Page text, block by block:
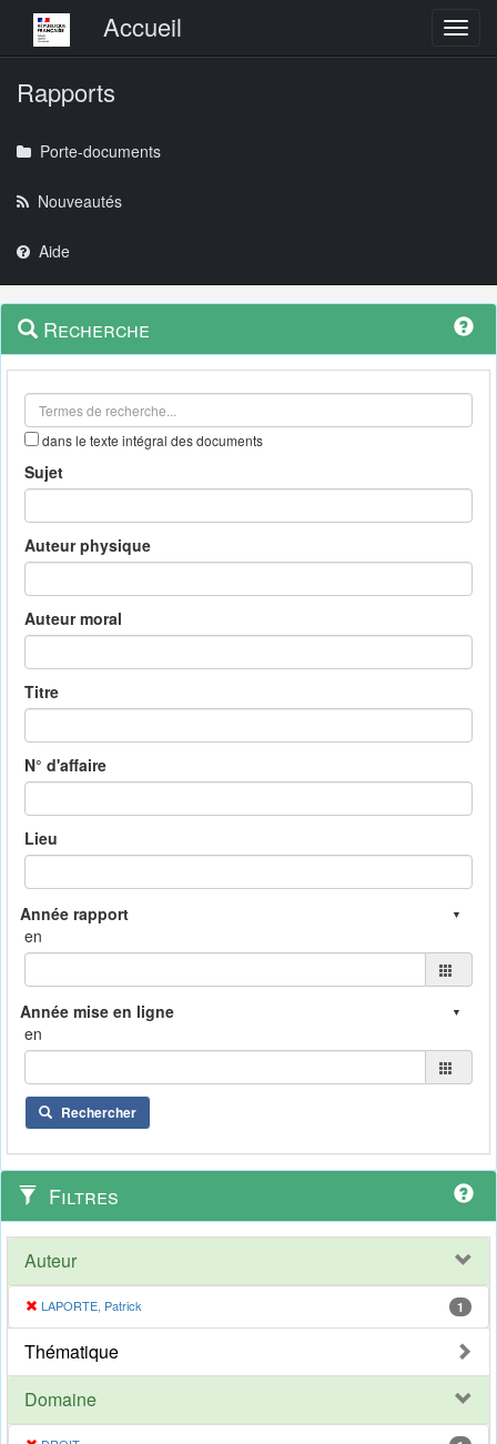
Menu principalAccueil
Rapports
Porte-documents
Nouveautés
Aide
Navigation
outils
Menu
contextuel
Recherche
dans le texte intégral des documents
Sujet
Auteur physique
Auteur moral
Titre
N° d'affaire
Lieu
en
en
Rechercher
Filtres
Auteur
LAPORTE, Patrick 1
Thématique
Domaine